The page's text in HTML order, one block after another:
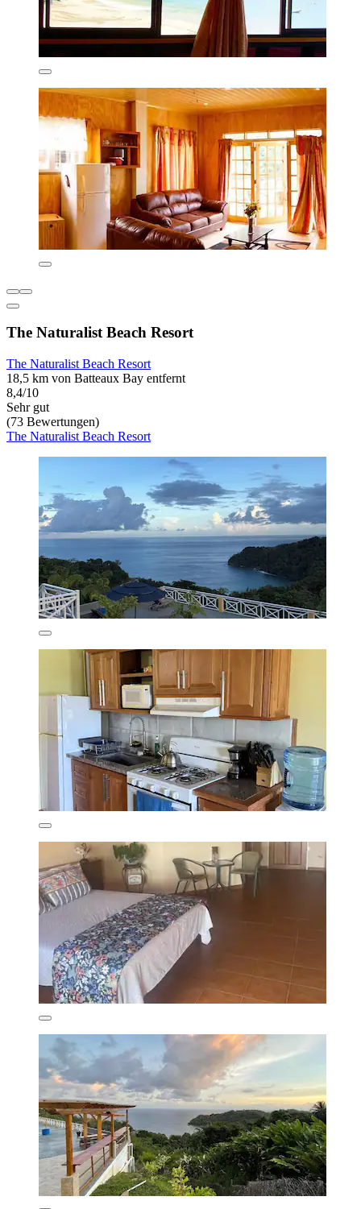
The Naturalist Beach Resort
The Naturalist Beach Resort
18,5 km von Batteaux Bay entfernt
8,4/10
Sehr gut
(73 Bewertungen)
The Naturalist Beach Resort